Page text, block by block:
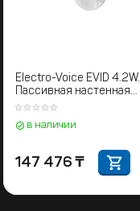
Electro-Voice EVID 4.2W.
Пассивная настенная
акустическая система
в наличии
147 476 ₸